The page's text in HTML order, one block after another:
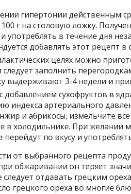
гипертонии действенным
100 г на столовую ложку.
употреблять в течение дня
добавлять этот рецепт в
целях можно
следует заполнить
выдерживают 3-4 недели и
добавлением сухофруктов в
индекса артериального
и абрикосы, измельчите
в холодильнике. При желании
перейдут по вкусу и
от выбранного рецепта
обжаривании он теряет
отдавать грецким
грецкого ореха во многие